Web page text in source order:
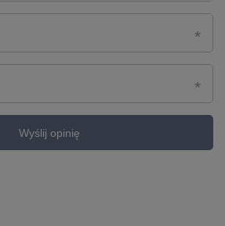
Wyślij opinię